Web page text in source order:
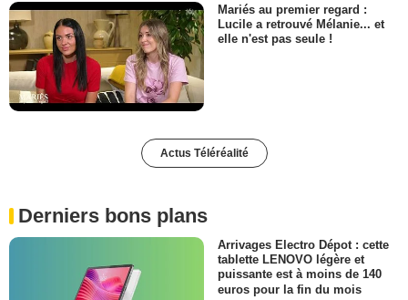
Mariés au premier regard :
Lucile a retrouvé Mélanie... et
elle n'est pas seule !
Actus Téléréalité
Derniers bons plans
Arrivages Electro Dépot : cette
tablette LENOVO légère et
puissante est à moins de 140
euros pour la fin du mois